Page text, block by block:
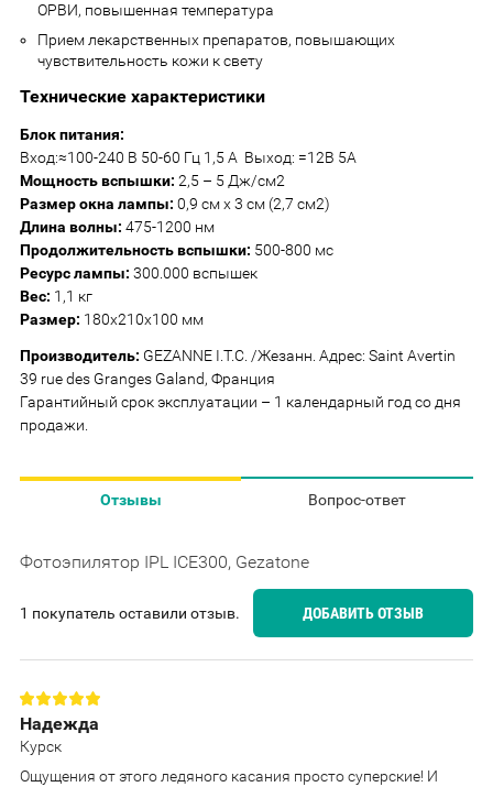
ОРВИ, повышенная температура
Прием лекарственных препаратов, повышающих
чувствительность кожи к свету
Технические характеристики
Блок питания:
Вход:≈100-240 В 50-60 Гц 1,5 А Выход: =12В 5А
Мощность вспышки: 2,5 – 5 Дж/см2
Размер окна лампы: 0,9 см х 3 см (2,7 см2)
Длина волны: 475-1200 нм
Продолжительность вспышки: 500-800 мс
Ресурс лампы: 300.000 вспышек
Вес: 1,1 кг
Размер: 180х210х100 мм
Производитель: GEZANNE I.T.C. /Жезанн. Адрес: Saint Avertin
39 rue des Granges Galand, Франция
Гарантийный срок эксплуатации – 1 календарный год со дня
продажи.
Отзывы Вопрос-ответ
Фотоэпилятор IPL ICE300, Gezatone
1 покупатель оставили отзыв. ДОБАВИТЬ ОТЗЫВ
Надежда
Курск
Ощущения от этого ледяного касания просто суперские! И